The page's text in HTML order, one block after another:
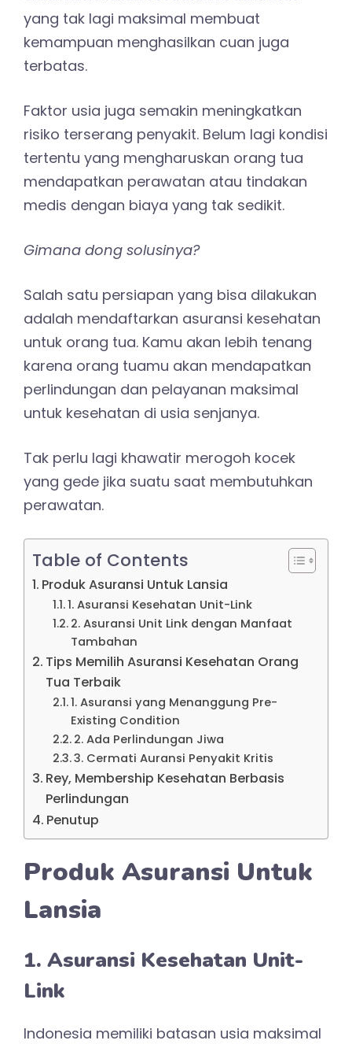
yang tak lagi maksimal membuat
kemampuan menghasilkan cuan juga
terbatas.
Faktor usia juga semakin meningkatkan
risiko terserang penyakit. Belum lagi kondisi
tertentu yang mengharuskan orang tua
mendapatkan perawatan atau tindakan
medis dengan biaya yang tak sedikit.
Gimana dong solusinya?
Salah satu persiapan yang bisa dilakukan
adalah mendaftarkan asuransi kesehatan
untuk orang tua. Kamu akan lebih tenang
karena orang tuamu akan mendapatkan
perlindungan dan pelayanan maksimal
untuk kesehatan di usia senjanya.
Tak perlu lagi khawatir merogoh kocek
yang gede jika suatu saat membutuhkan
perawatan.
Table of Contents
Produk Asuransi Untuk Lansia
1. Asuransi Kesehatan Unit-Link
2. Asuransi Unit Link dengan Manfaat
Tambahan
Tips Memilih Asuransi Kesehatan Orang
Tua Terbaik
1. Asuransi yang Menanggung Pre-
Existing Condition
2. Ada Perlindungan Jiwa
3. Cermati Auransi Penyakit Kritis
Rey, Membership Kesehatan Berbasis
Perlindungan
Penutup
Produk Asuransi Untuk
Lansia
1. Asuransi Kesehatan Unit-
Link
Indonesia memiliki batasan usia maksimal